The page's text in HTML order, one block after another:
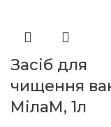
Засіб для
чищення
МілаМ, 1л